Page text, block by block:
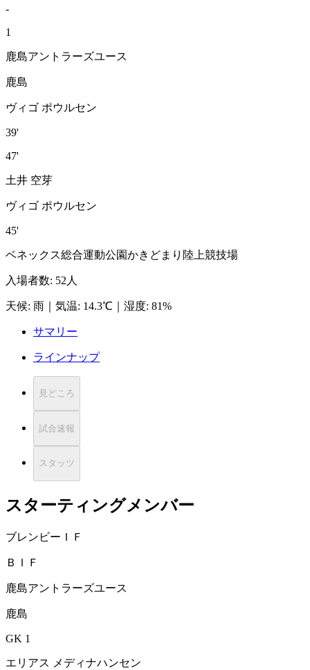
-
1
鹿島アントラーズユース
鹿島
ヴィゴ ポウルセン
39'
47'
土井 空芽
ヴィゴ ポウルセン
45'
ベネックス総合運動公園かきどまり陸上競技場
入場者数: 52人
天候: 雨 気温: 14.3℃ 湿度: 81%
サマリー
ラインナップ
見どころ
試合速報
スタッツ
スターティングメンバー
ブレンビーＩＦ
ＢＩＦ
鹿島アントラーズユース
鹿島
GK 1
エリアス メディナハンセン